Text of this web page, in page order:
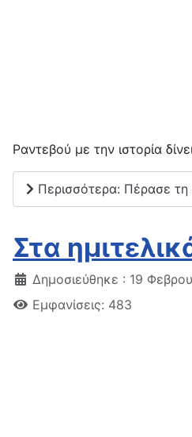
Ραντεβού με την ιστορία
Περισσότερα: Πέρασε τη
Στα
Δημοσιεύθηκε : 19
Εμφανίσεις: 483